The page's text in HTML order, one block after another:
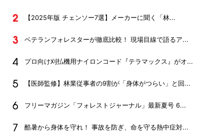
【2025年版 チェンソー7選】メーカーに聞く「林...
ベテランフォレスターが徹底比較！ 現場目線で語るア...
プロ向け刈払機用ナイロンコード『テラマックス』がオ...
【医師監修】林業従事者の9割が「身体がつらい」と回...
フリーマガジン「フォレストジャーナル」最新夏号 6...
酷暑から身体を守れ！ 事故を防ぎ、命を守る熱中症対...